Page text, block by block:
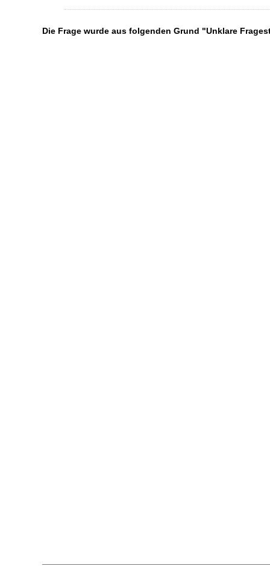
Die Frage wurde aus folgenden Grund "Unklare